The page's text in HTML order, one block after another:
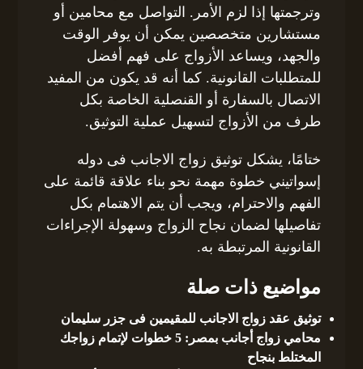
وترجمتها إذا لزم الأمر. التواصل مع محامين أو
مستشارين متخصصين يمكن أن يوفر الوقت
والجهد، ويساعد الأزواج على فهم أفضل
للمتطلبات القانونية. كما أنه قد يكون من المفيد
الاتصال بالسفارة أو القنصلية الخاصة بكل
طرف من الأزواج لتسهيل عملية التوثيق.
ختامًا، يشكل توثيق زواج الاجانب فى دوله
إسواتيني خطوة مهمة نحو بناء علاقة قائمة على
الفهم والاحترام، ويجب أن يتم الاهتمام بكل
تفاصيلها لضمان نجاح الزواج وسهولة الإجراءات
القانونية المرتبطة به.
مواضيع ذات صلة
توثيق عقد زواج الاجانب للمقيمين فى جزر سليمان
محامي زواج أجانب بمصر: 5 خطوات لإتمام زواجك
المختلط بنجاح